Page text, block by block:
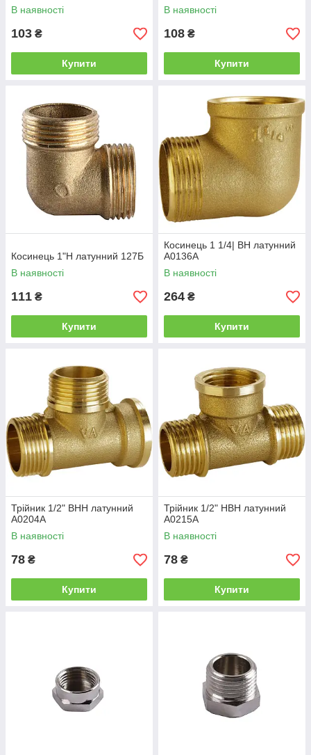
В наявності
103 ₴
Купити
В наявності
108 ₴
Купити
Косинець 1"Н латунний 127Б
В наявності
111 ₴
Купити
Косинець 1 1/4| ВН латунний
А0136А
В наявності
264 ₴
Купити
Трійник 1/2" ВНН латунний
А0204А
В наявності
78 ₴
Купити
Трійник 1/2" НВН латунний
А0215А
В наявності
78 ₴
Купити